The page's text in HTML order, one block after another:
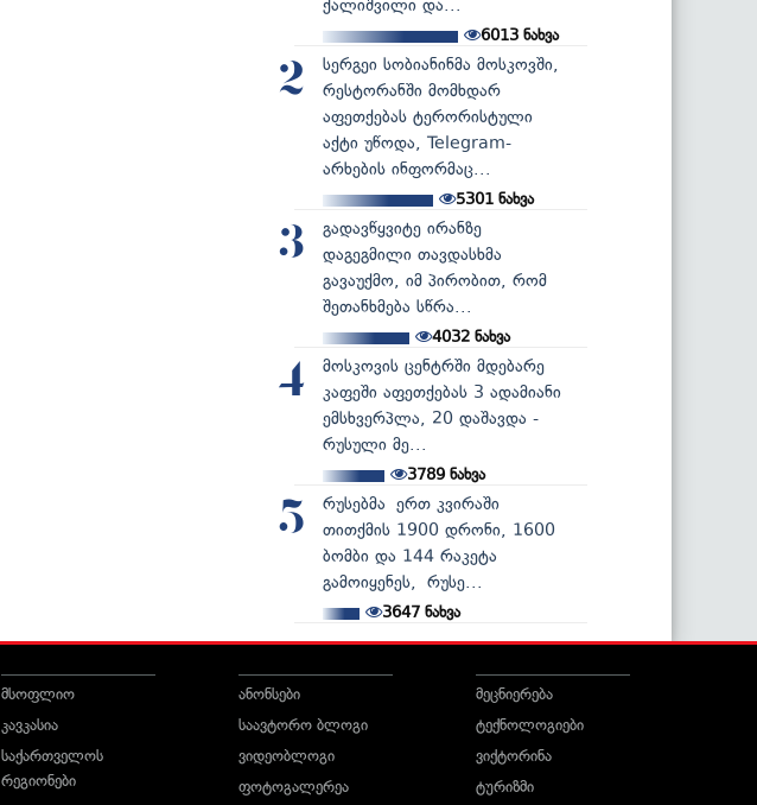
ქალიშვილი და...
6013 ნახვა
2
სერგეი სობიანინმა მოსკოვში,
რესტორანში მომხდარ
აფეთქებას ტერორისტული
აქტი უწოდა, Telegram-
არხების ინფორმაც...
5301 ნახვა
3
გადავწყვიტე ირანზე
დაგეგმილი თავდასხმა
გავაუქმო, იმ პირობით, რომ
შეთანხმება სწრა...
4032ნახვა
4
მოსკოვის ცენტრში მდებარე
კაფეში აფეთქებას 3 ადამიანი
ემსხვერპლა, 20 დაშავდა -
რუსული მე...
3789ნახვა
5
რუსებმა ერთ კვირაში
თითქმის 1900 დრონი, 1600
ბომბი და 144 რაკეტა
გამოიყენეს, რუსე...
3647 ნახვა
მსოფლიო
კავკასია
საქართველოს
რეგიონები
ანონსები
საავტორო ბლოგი
ვიდეობლოგი
ფოტოგალერეა
მეცნიერება
ტექნოლოგიები
ვიქტორინა
ტურიზმი